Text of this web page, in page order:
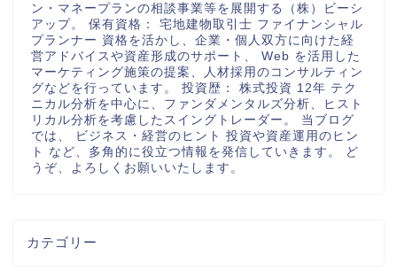
ン・マネープランの相談事業等を展開する（株）ビーシ
アップ。 保有資格： 宅地建物取引士 ファイナンシャル
プランナー 資格を活かし、企業・個人双方に向けた経
営アドバイスや資産形成のサポート、 Web を活用した
マーケティング施策の提案、人材採用のコンサルティン
グなどを行っています。 投資歴： 株式投資 12年 テク
ニカル分析を中心に、ファンダメンタルズ分析、ヒスト
リカル分析を考慮したスイングトレーダー。 当ブログ
では、 ビジネス・経営のヒント 投資や資産運用のヒン
ト など、多角的に役立つ情報を発信していきます。 ど
うぞ、よろしくお願いいたします。
カテゴリー